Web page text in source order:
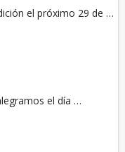
el próximo 29 de …
el día …